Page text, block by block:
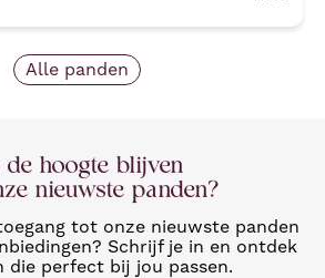
Alle panden
de hoogte blijven
nieuwste panden?
tot onze nieuwste panden
Schrijf je in en ontdek
die perfect bij jou passen.